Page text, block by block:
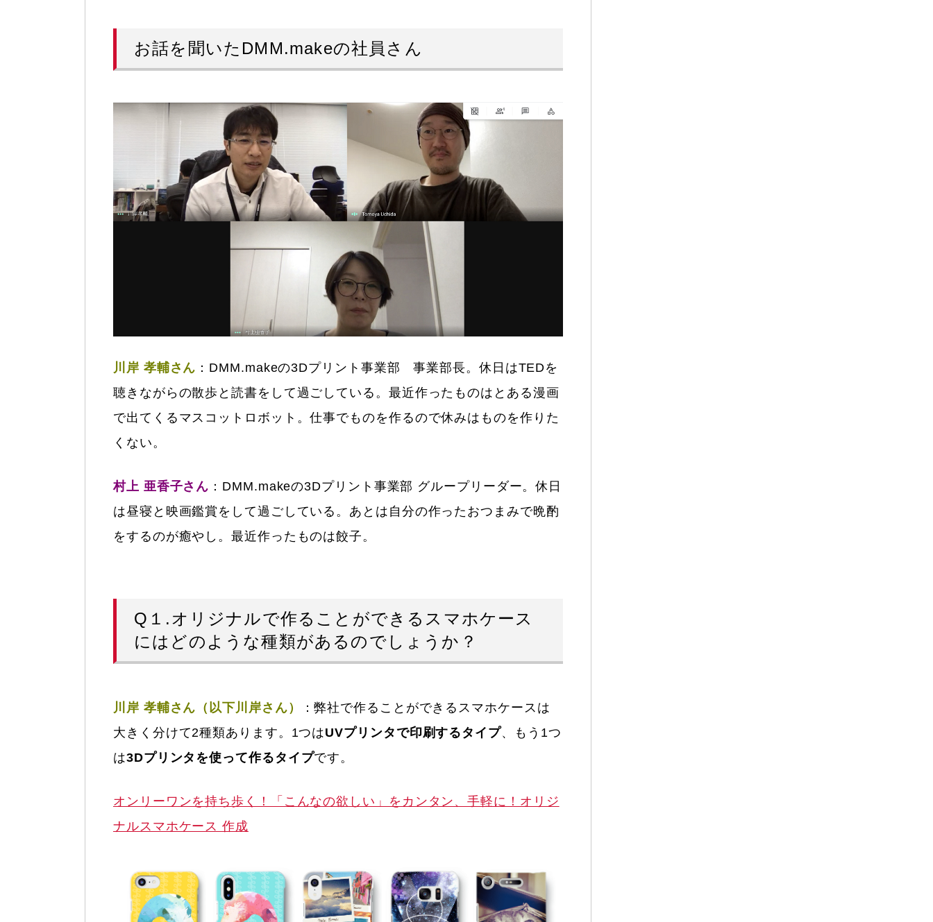
お話を聞いたDMM.makeの社員さん
川岸 孝輔さん ：DMM.makeの3Dプリント事業部 事業部長。休日はTEDを
聴きながらの散歩と読書をして過ごしている。最近作ったものはとある漫画
で出てくるマスコットロボット。仕事でものを作るので休みはものを作りた
くない。
村上 亜香子さん ：DMM.makeの3Dプリント事業部 グループリーダー。休日
は昼寝と映画鑑賞をして過ごしている。あとは自分の作ったおつまみで晩酌
をするのが癒やし。最近作ったものは餃子。
Q１.オリジナルで作ることができるスマホケース
にはどのような種類があるのでしょうか？
川岸 孝輔さん（以下川岸さん）
：弊社で作ることができるスマホケースは
大きく分けて2種類あります。1つはUVプリンタで印刷するタイプ、もう1つ
は3Dプリンタを使って作るタイプです。
オンリーワンを持ち歩く！「こんなの欲しい」をカンタン、手軽に！オリジ
ナルスマホケース 作成